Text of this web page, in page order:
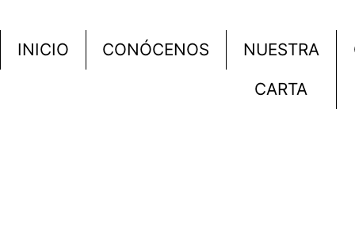
INICIO CONÓCENOS
NUESTRA
CARTA